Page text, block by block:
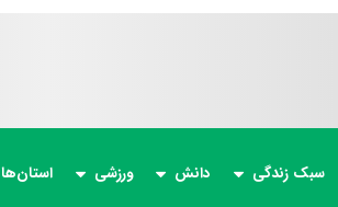
سبک زندگی دانش ورزشی استان‌ها